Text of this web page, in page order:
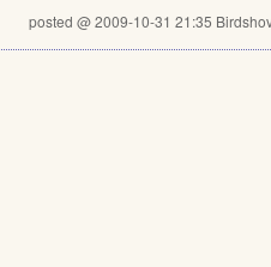
posted @ 2009-10-31 21:35